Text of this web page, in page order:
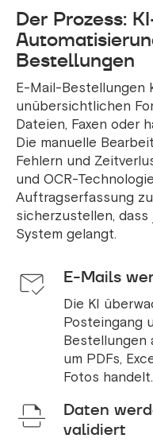
Der Prozess:
Bestellungen
E-Mail-Bestellungen
unübersichtlichen
Dateien, Faxen oder
Die manuelle
Fehlern und
und OCR-
Auftragserfassung
sicherzustellen,
System gelangt.
E-Mails
Die KI
Posteingang
Bestellungen
um PDFs,
Fotos handelt.
Daten
validiert